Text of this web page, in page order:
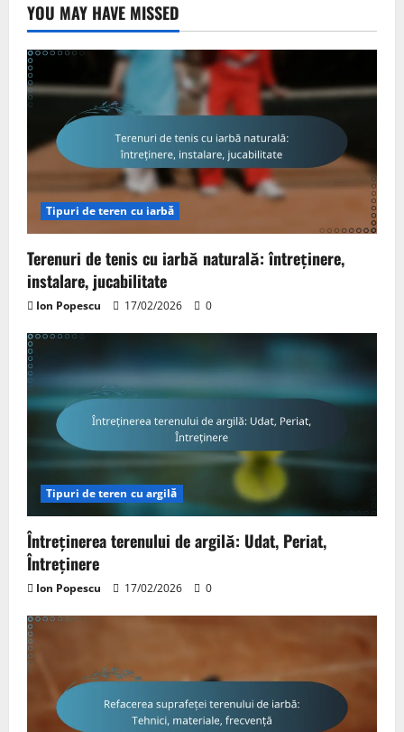
YOU MAY HAVE MISSED
Tipuri de teren cu iarbă
Terenuri de tenis cu iarbă naturală: întreținere,
instalare, jucabilitate
Ion Popescu 17/02/2026 0
Tipuri de teren cu argilă
Întreținerea terenului de argilă: Udat, Periat,
Întreținere
Ion Popescu 17/02/2026 0